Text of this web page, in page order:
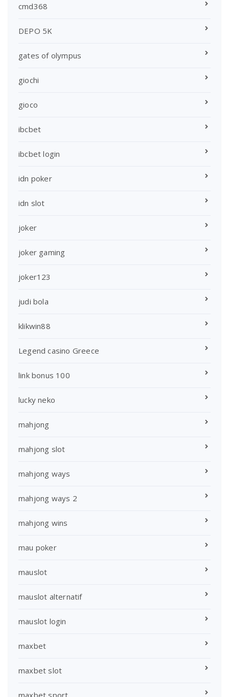
cmd368
DEPO 5K
gates of olympus
giochi
gioco
ibcbet
ibcbet login
idn poker
idn slot
joker
joker gaming
joker123
judi bola
klikwin88
Legend casino Greece
link bonus 100
lucky neko
mahjong
mahjong slot
mahjong ways
mahjong ways 2
mahjong wins
mau poker
mauslot
mauslot alternatif
mauslot login
maxbet
maxbet slot
maxbet sport